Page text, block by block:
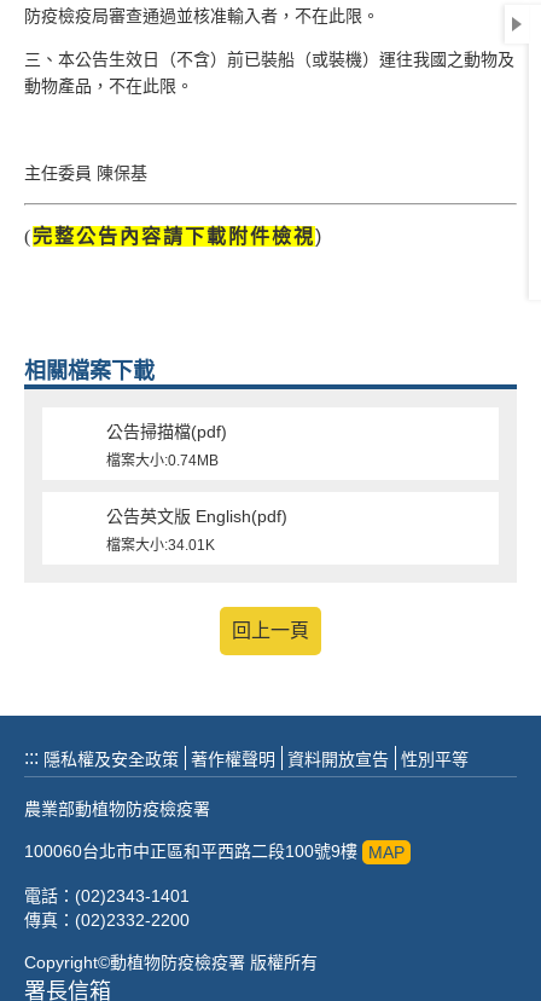
防疫檢疫局審查通過並核准輸入者，不在此限。
三、本公告生效日（不含）前已裝船（或裝機）運往我國之動物及
動物產品，不在此限。
主任委員 陳保基
(完整公告內容請下載附件檢視)
相關檔案下載
公告掃描檔(pdf)
檔案大小:0.74MB
公告英文版 English(pdf)
檔案大小:34.01K
回上一頁
::: 隱私權及安全政策 著作權聲明 資料開放宣告 性別平等
農業部動植物防疫檢疫署
100060台北市中正區和平西路二段100號9樓 MAP
電話：(02)2343-1401
傳真：(02)2332-2200
Copyright©動植物防疫檢疫署 版權所有
署長信箱